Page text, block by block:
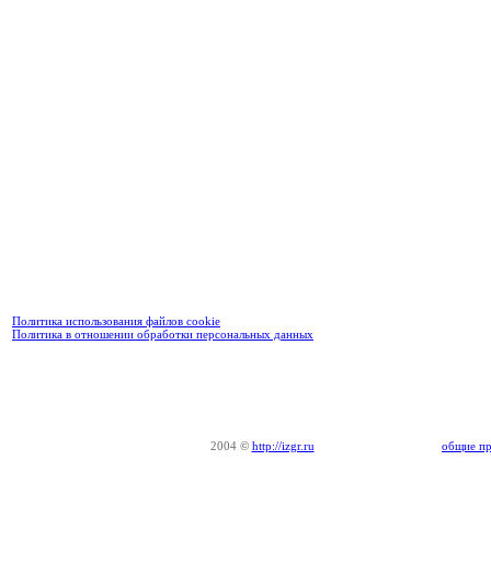
Политика использования файлов cookie
Политика в отношении обработки персональных данных
2004 © http://izgr.ru общие